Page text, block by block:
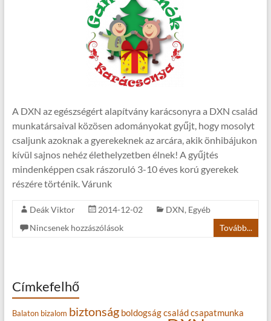
A DXN az egészségért alapítvány karácsonyra a DXN család
munkatársaival közösen adományokat gyűjt, hogy mosolyt
csaljunk azoknak a gyerekeknek az arcára, akik önhibájukon
kívül sajnos nehéz élethelyzetben élnek! A gyűjtés
mindenképpen csak rászoruló 3-10 éves korú gyerekek
részére történik. Várunk
Deák Viktor 2014-12-02 DXN, Egyéb
Nincsenek hozzászólások
Tovább...
Címkefelhő
Balaton bizalom biztonság boldogságcsaládcsapatmunka